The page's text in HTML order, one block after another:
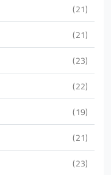
21
21
23
22
19
21
23